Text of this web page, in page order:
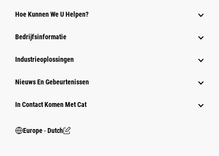
Hoe Kunnen We U Helpen?
Bedrijfsinformatie
Industrieoplossingen
Nieuws En Gebeurtenissen
In Contact Komen Met Cat
Europe ‧ Dutch